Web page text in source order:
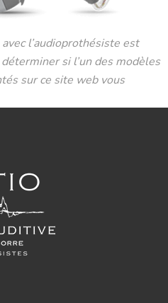
l’audioprothésiste est
si l’un des modèles
sur ce site web vous